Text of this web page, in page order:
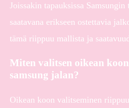
Joissakin tapauksissa
saatavana erikseen ostettavia
tämä riippuu mallista ja
Miten valitsen oikean
samsung jalan?
Oikean koon valitseminen riippuu